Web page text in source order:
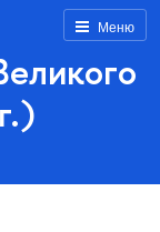
Меню